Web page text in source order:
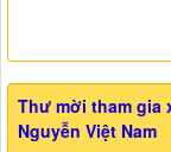
Thư mời tham gia
Nguyễn Việt Nam